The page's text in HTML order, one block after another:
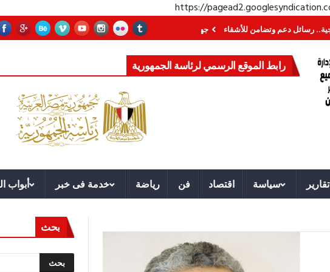
https://
دعم وتضامن للأشقاء جهاز مستقبل مصر نموذجا.. لماذا تُنشئ الدول كيانات تنموية عملاقة؟
رابط الموقع الرسمي لرئاسة الجمهورية
تقارير سياسة اقتصاد فن رياضة خدمة فى خبر أبواب
بحث